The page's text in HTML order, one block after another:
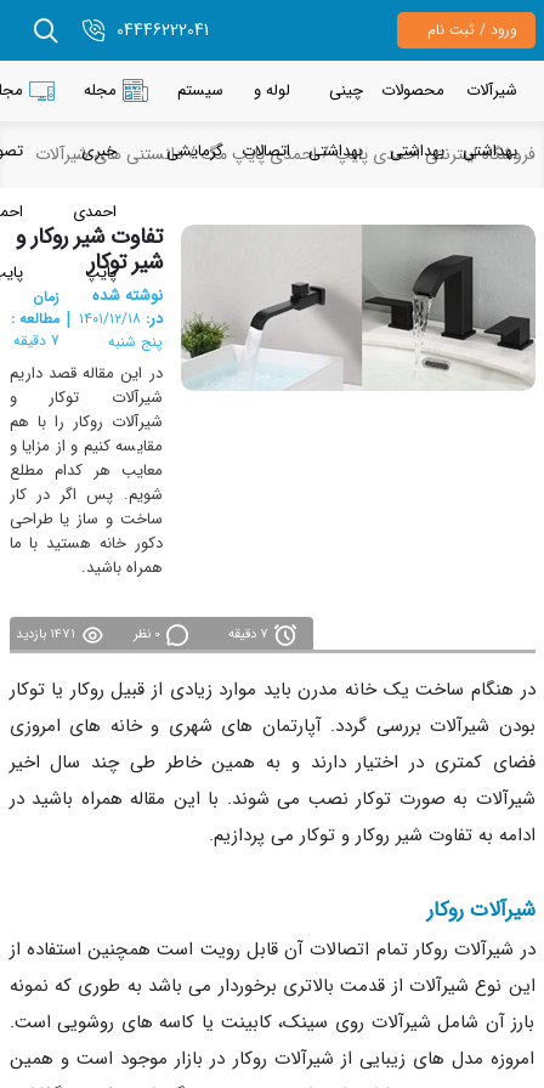
ورود / ثبت نام 04446222041
شیرآلات
بهداشتی
محصولات
بهداشتی
چینی
بهداشتی
لوله و
اتصالات
سیستم
گرمایشی
مجله
خبری
احمدی
پایپ
مجله
احمدی
پایپ
اینترنتی احمدی پایپ احمدی پایپ مگ دانستنی های شیرآلات
تفاوت شیر روکار و
شیر توکار
نوشته شده
در:
۱۴۰۱/۱۲/۱۸
پنج شنبه
| مطالعه :
در این مقاله قصد داریم
شیرآلات توکار و
شیرآلات روکار را با هم
مقایسه کنیم و از مزایا و
معایب هر کدام مطلع
شویم. پس اگر در کار
ساخت و ساز یا طراحی
دکور خانه هستید با ما
همراه باشید.
7 دقیقه 0 نظر 1471 بازدید
ساخت یک خانه مدرن باید موارد زیادی از قبیل روکار یا توکار
شیرآلات بررسی گردد. آپارتمان های شهری و خانه های امروزی
کمتری در اختیار دارند و به همین خاطر طی چند سال اخیر
به صورت توکار نصب می شوند. با این مقاله همراه باشید در
به تفاوت شیر روکار و توکار می پردازیم.
روکار
روکار تمام اتصالات آن قابل رویت است همچنین استفاده از
نوع شیرآلات از قدمت بالاتری برخوردار می باشد به طوری که نمونه
آن شامل شیرآلات روی سینک، کابینت یا کاسه های روشویی است.
مدل های زیبایی از شیرآلات روکار در بازار موجود است و همین